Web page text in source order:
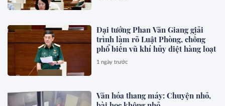
Đại tướng Phan Văn Giang giải
trình làm rõ Luật Phòng, chống
phổ biến vũ khí hủy diệt hàng loạt
1 ngày trước
Văn hóa thang máy: Chuyện nhỏ,